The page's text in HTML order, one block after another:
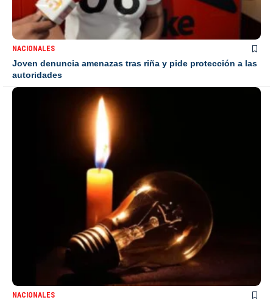
NACIONALES
Joven denuncia amenazas tras riña y pide protección a las
autoridades
NACIONALES